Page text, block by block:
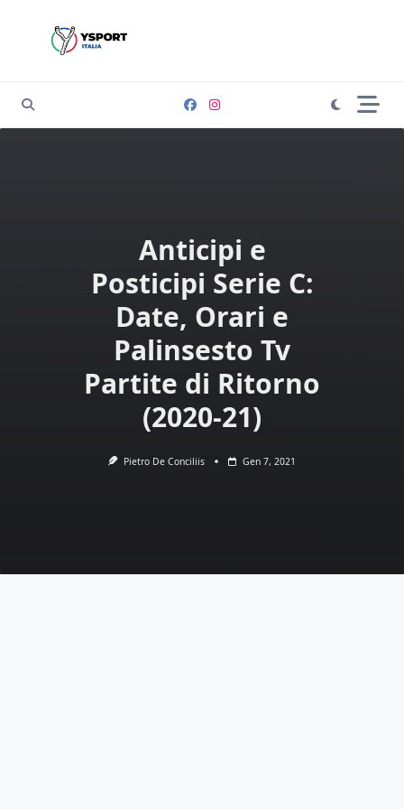
Anticipi e
Posticipi Serie C:
Date, Orari e
Palinsesto Tv
Partite di Ritorno
(2020-21)
Pietro De Conciliis Gen 7, 2021